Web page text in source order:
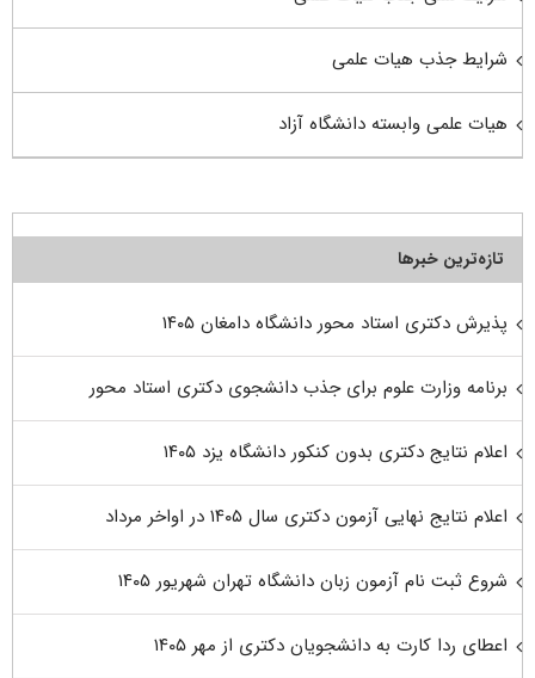
شرایط جذب هیات علمی
هیات علمی وابسته دانشگاه آزاد
تازه‌ترین خبرها
پذیرش دکتری استاد محور دانشگاه دامغان ۱۴۰۵
برنامه وزارت علوم برای جذب دانشجوی دکتری استاد محور
اعلام نتایج دکتری بدون کنکور دانشگاه یزد ۱۴۰۵
اعلام نتایج نهایی آزمون دکتری سال ۱۴۰۵ در اواخر مرداد
شروع ثبت نام آزمون زبان دانشگاه تهران شهریور ۱۴۰۵
اعطای ردا کارت به دانشجویان دکتری از مهر ۱۴۰۵